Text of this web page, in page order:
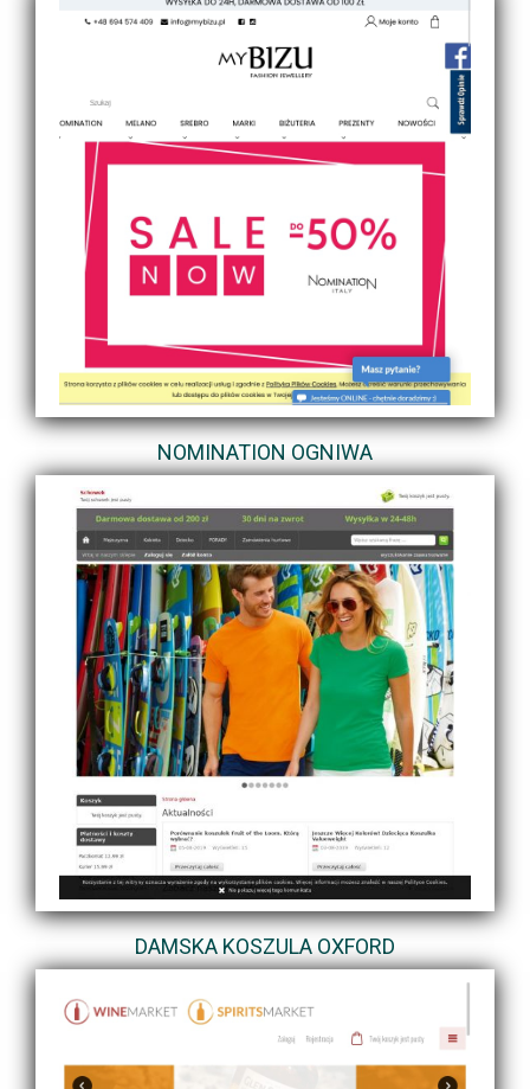
NOMINATION OGNIWA
DAMSKA KOSZULA OXFORD